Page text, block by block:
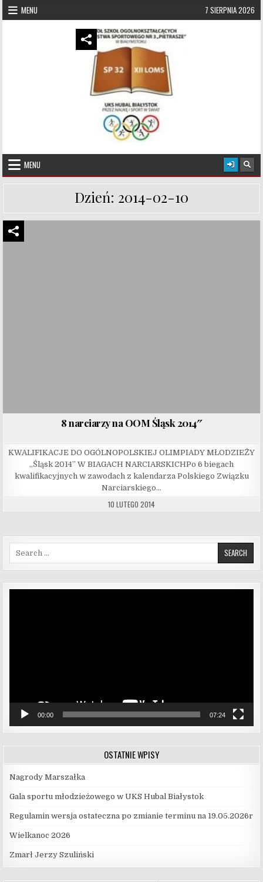
Skip to content
MENU 7 SIERPNIA 2026
UKS Hubal Białystok
MENU
Dzień: 2014-02-10
8 narciarzy na OOM Śląsk 2014″
KWALIFIKACJE DO OGÓLNOPOLSKIEJ OLIMPIADY MŁODZIEŻY
„Śląsk 2014” W BIAGACH NARCIARSKICHPo 6 biegach
kwalifikacyjnych w zawodach z kalendarza Polskiego Związku
Narciarskiego…
10 LUTEGO 2014
00:00 07:24
OSTATNIE WPISY
Nagrody Marszałka
Gala sportu młodzieżowego w UKS Hubal Białystok
Regulamin wersja ostateczna po zmianie terminu na 19.05.2026r
Wielkanoc 2026
Zmarł Jerzy Szuliński